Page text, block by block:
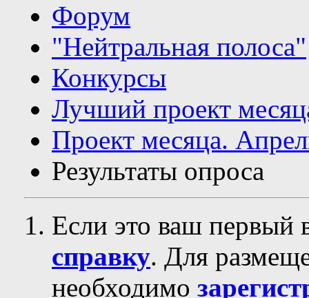
Форум
"Нейтральная полоса"
Конкурсы
Лучший проект
Проект месяца.
Результаты опроса
Если это ваш первый
справку. Для
необходимо